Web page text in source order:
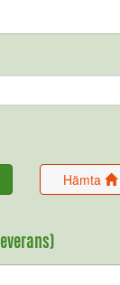
Hämta